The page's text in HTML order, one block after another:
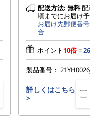
配送方法: 無料配送
頃までにお届け予定
お届け先郵便番号
合
ポイント 10倍=
製品番号： 21YH0026JP
詳しくはこちら
>